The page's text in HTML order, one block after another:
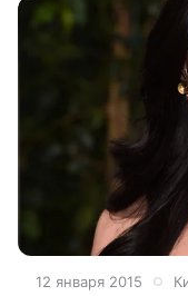
12 января 2015